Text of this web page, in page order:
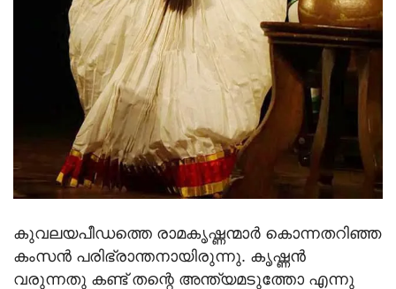
കുവലയപീഡത്തെ രാമകൃഷ്ണന്മാര്‍ കൊന്നതറിഞ്ഞ
കംസന്‍ പരിഭ്രാന്തനായിരുന്നു. കൃഷ്ണന്‍
വരുന്നതു കണ്ട് തന്റെ അന്ത്യമടുത്തോ എന്നു